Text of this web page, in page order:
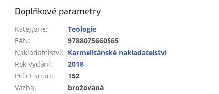
Doplňkové parametry
Kategorie:
Teologie
EAN:
9788075660565
Nakladatelství:
Karmelitánské nakladatelství
Rok Vydání:
2018
Počet stran:
152
Vazba:
brožovaná